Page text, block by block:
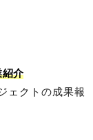
介
ェクトの成果報